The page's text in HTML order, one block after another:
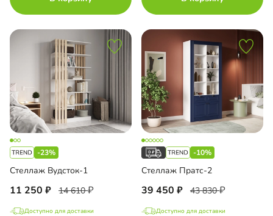
-23%
Стеллаж Вудсток-1
11 250 14 610
Доступно для доставки
-10%
Стеллаж Пратс-2
39 450 43 830
Доступно для доставки